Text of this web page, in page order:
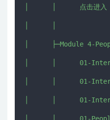
│      │      点击进入 最
│      ├─Module 4-
│      │      01-
│      │      01-
│      │      01-